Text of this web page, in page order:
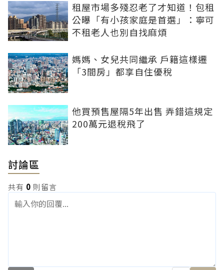
租屋市場多殘忍老了才知道！包租
公曝「有小孩家庭是首選」：寧可
不租老人也別自找麻煩
媽媽、女兒共同繼承 戶籍這樣遷
「3間房」都享自住優稅
他買預售屋隔5年出售 弄錯這規定
200萬元退稅飛了
討論區
共有 0 則留言